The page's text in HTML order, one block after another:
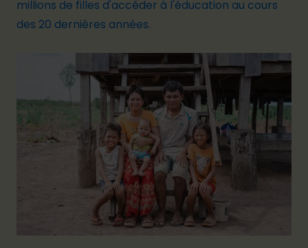
millions de filles d'accéder à l'éducation au cours
des 20 dernières années.